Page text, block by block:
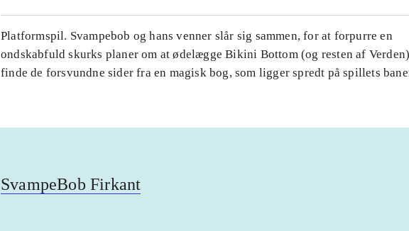
Platformspil. Svampebob og hans venner slår sig sammen, for at forpurre en
ondskabfuld skurks planer om at ødelægge Bikini Bottom (og resten af
finde de forsvundne sider fra en magisk bog, som ligger spredt på spillets
SvampeBob Firkant